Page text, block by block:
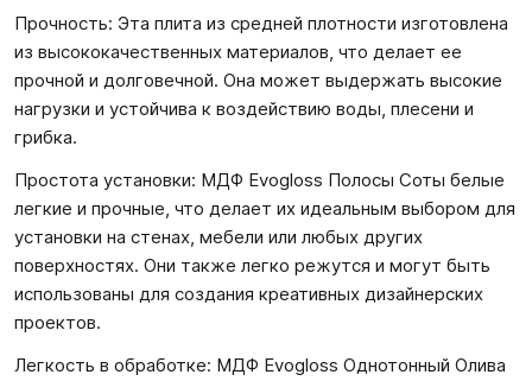
Прочность: Эта плита из средней плотности изготовлена
из высококачественных материалов, что делает ее
прочной и долговечной. Она может выдержать высокие
нагрузки и устойчива к воздействию воды, плесени и
грибка.
Простота установки: МДФ Evogloss Полосы Соты белые
легкие и прочные, что делает их идеальным выбором для
установки на стенах, мебели или любых других
поверхностях. Они также легко режутся и могут быть
использованы для создания креативных дизайнерских
проектов.
Легкость в обработке: МДФ Evogloss Однотонный Олива